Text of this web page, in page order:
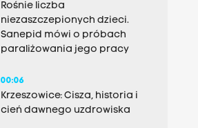
Rośnie liczba
niezaszczepionych dzieci.
Sanepid mówi o próbach
paraliżowania jego pracy
00:06
Krzeszowice: Cisza, historia i
cień dawnego uzdrowiska